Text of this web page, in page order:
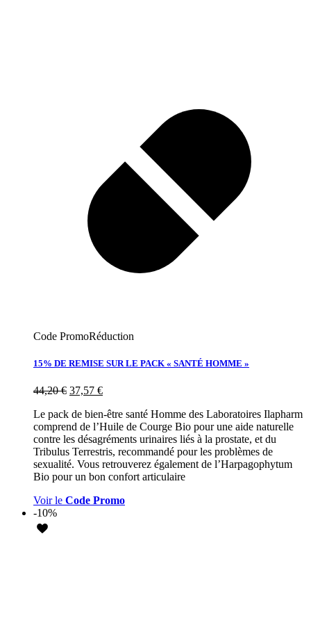
Code PromoRéduction
15% DE REMISE SUR LE PACK « SANTÉ HOMME »
44,20€ 37,57 €
Le pack de bien-être santé Homme des Laboratoires Ilapharm
comprend de l’Huile de Courge Bio pour une aide naturelle
contre les désagréments urinaires liés à la prostate, et du
Tribulus Terrestris, recommandé pour les problèmes de
sexualité. Vous retrouverez également de l’Harpagophytum
Bio pour un bon confort articulaire
Voir le Code Promo
-10%